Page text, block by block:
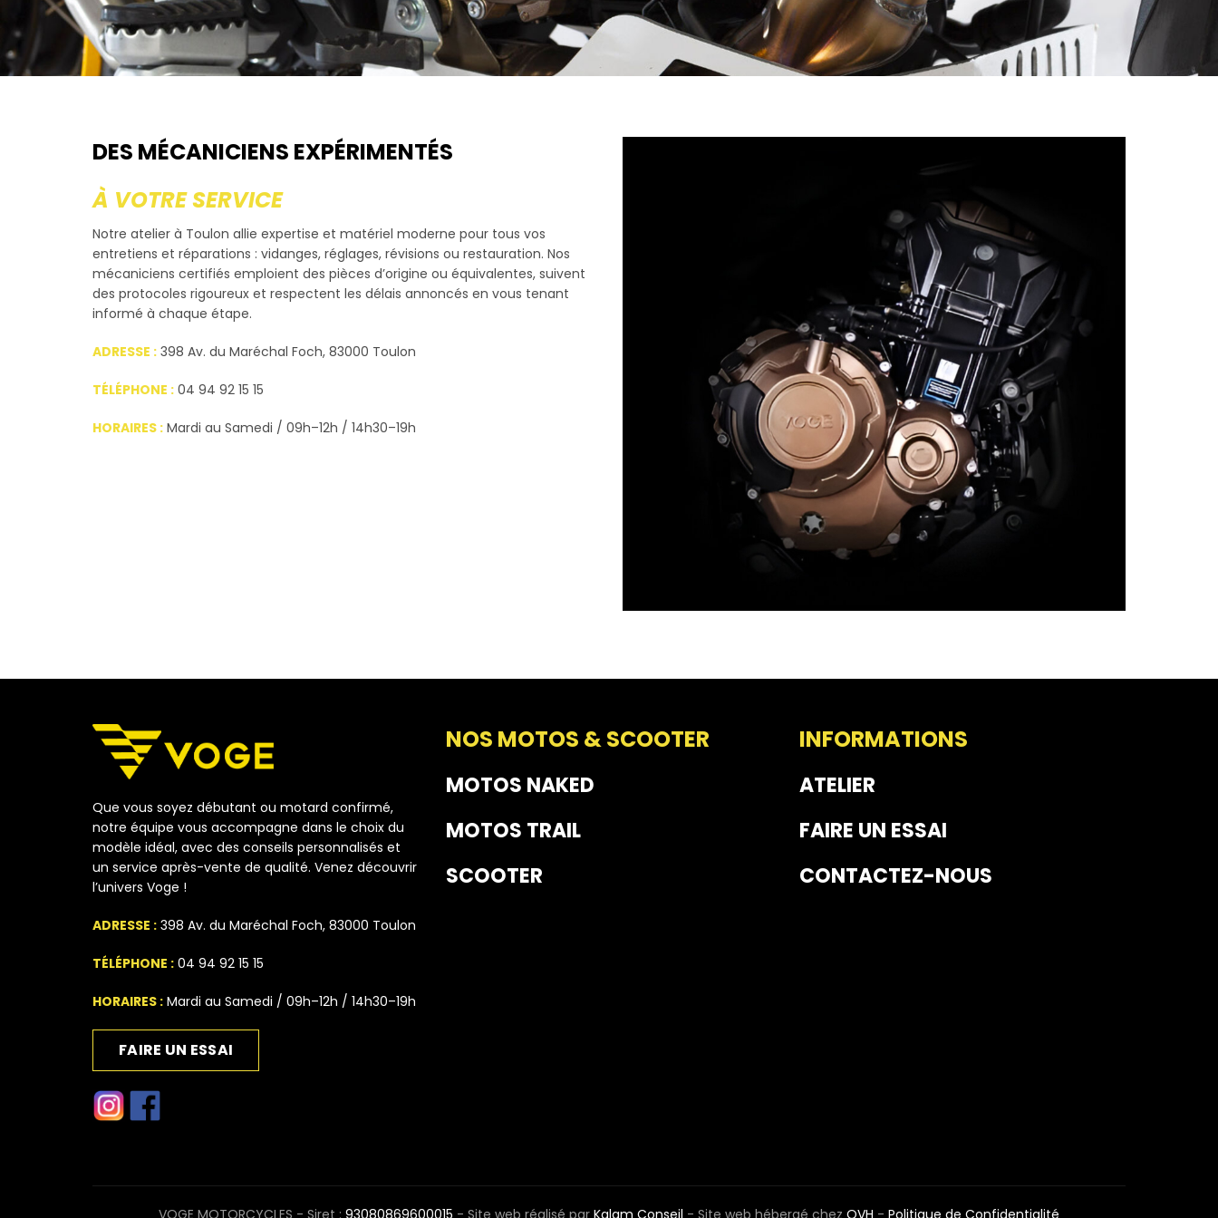
DES MÉCANICIENS EXPÉRIMENTÉS
À VOTRE SERVICE
Notre atelier à Toulon allie expertise et matériel moderne pour tous vos
entretiens et réparations : vidanges, réglages, révisions ou restauration. Nos
mécaniciens certifiés emploient des pièces d’origine ou équivalentes, suivent
des protocoles rigoureux et respectent les délais annoncés en vous tenant
informé à chaque étape.
ADRESSE : 398 Av. du Maréchal Foch, 83000 Toulon
TÉLÉPHONE : 04 94 92 15 15
HORAIRES : Mardi au Samedi / 09h–12h / 14h30–19h
Que vous soyez débutant ou motard confirmé,
notre équipe vous accompagne dans le choix du
modèle idéal, avec des conseils personnalisés et
un service après-vente de qualité. Venez découvrir
l’univers Voge !
ADRESSE : 398 Av. du Maréchal Foch, 83000 Toulon
TÉLÉPHONE : 04 94 92 15 15
HORAIRES : Mardi au Samedi / 09h–12h / 14h30–19h
FAIRE UN ESSAI
NOS MOTOS & SCOOTER
MOTOS NAKED
MOTOS TRAIL
SCOOTER
INFORMATIONS
ATELIER
FAIRE UN ESSAI
CONTACTEZ-NOUS
VOGE MOTORCYCLES - Siret : 93080869600015 - Site web réalisé par Kalam Conseil - Site web hébergé chez OVH - Politique de Confidentialité